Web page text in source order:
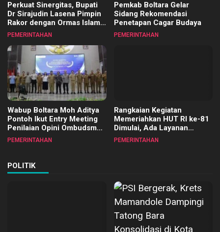
Perkuat Sinergitas, Bupati
Dr Sirajudin Lasena Pimpin
Rakor dengan Ormas Islam
se-Boltara
PEMERINTAHAN
Pemkab Boltara Gelar
Sidang Rekomendasi
Penetapan Cagar Budaya
PEMERINTAHAN
Wabup Boltara Moh Aditya
Pontoh Ikut Entry Meeting
Penilaian Opini Ombudsman
RI di Aula Mapalus Kantur
PEMERINTAHAN
Rangkaian Kegiatan
Memeriahkan HUT RI ke-81
Dimulai, Ada Layanan
Kesehatan Gratis hingga
PEMERINTAHAN
POLITIK